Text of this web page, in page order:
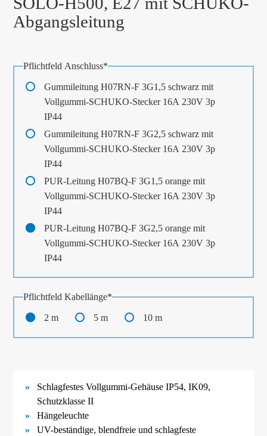
Abgangsleitung
Pflichtfeld Anschluss*
Gummileitung H07RN-F 3G1,5 schwarz mit
Vollgummi-SCHUKO-Stecker 16A 230V 3p
IP44
Gummileitung H07RN-F 3G2,5 schwarz mit
Vollgummi-SCHUKO-Stecker 16A 230V 3p
IP44
PUR-Leitung H07BQ-F 3G1,5 orange mit
Vollgummi-SCHUKO-Stecker 16A 230V 3p
IP44
PUR-Leitung H07BQ-F 3G2,5 orange mit
Vollgummi-SCHUKO-Stecker 16A 230V 3p
IP44
PflichtfeldKabellänge*
2 m 5 m 10 m
Schlagfestes Vollgummi-Gehäuse IP54, IK09,
Schutzklasse II
Hängeleuchte
UV-beständige, blendfreie und schlagfeste